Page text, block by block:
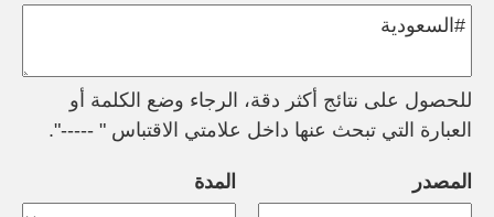
للحصول على نتائج أكثر دقة، الرجاء وضع الكلمة أو
العبارة التي تبحث عنها داخل علامتي الاقتباس " -----".
المصدر المدة